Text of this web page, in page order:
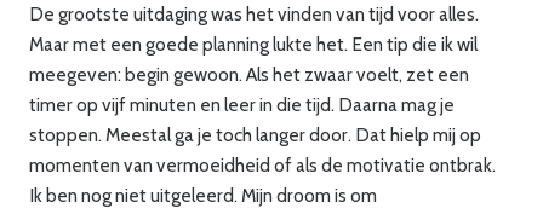
De grootste uitdaging was het vinden van tijd voor alles.
Maar met een goede planning lukte het. Een tip die ik wil
meegeven: begin gewoon. Als het zwaar voelt, zet een
timer op vijf minuten en leer in die tijd. Daarna mag je
stoppen. Meestal ga je toch langer door. Dat hielp mij op
momenten van vermoeidheid of als de motivatie ontbrak.
Ik ben nog niet uitgeleerd. Mijn droom is om